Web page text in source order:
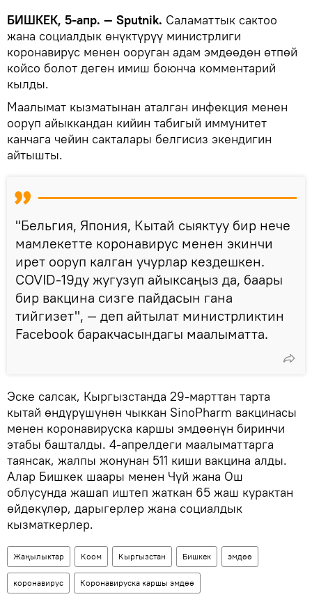
БИШКЕК, 5-апр. — Sputnik. Саламаттык сактоо
жана социалдык өнүктүрүү министрлиги
коронавирус менен ооруган адам эмдөөдөн өтпөй
койсо болот деген имиш боюнча комментарий
кылды.
Маалымат кызматынан аталган инфекция менен
ооруп айыккандан кийин табигый иммунитет
канчага чейин сакталары белгисиз экендигин
айтышты.
"Бельгия, Япония, Кытай сыяктуу бир нече
мамлекетте коронавирус менен экинчи
ирет ооруп калган учурлар кездешкен.
COVID-19ду жугузуп айыксаңыз да, баары
бир вакцина сизге пайдасын гана
тийгизет", — деп айтылат министрликтин
Facebook баракчасындагы маалыматта.
Эске салсак, Кыргызстанда 29-марттан тарта
кытай өндүрүшүнөн чыккан SinoРharm вакцинасы
менен коронавируска каршы эмдөөнүн биринчи
этабы башталды. 4-апрелдеги маалыматтарга
таянсак, жалпы жонунан 511 киши вакцина алды.
Алар Бишкек шаары менен Чүй жана Ош
облусунда жашап иштеп жаткан 65 жаш курактан
өйдөкүлөр, дарыгерлер жана социалдык
кызматкерлер.
Жаңылыктар Коом Кыргызстан Бишкек эмдөө
коронавирус Коронавируска каршы эмдөө